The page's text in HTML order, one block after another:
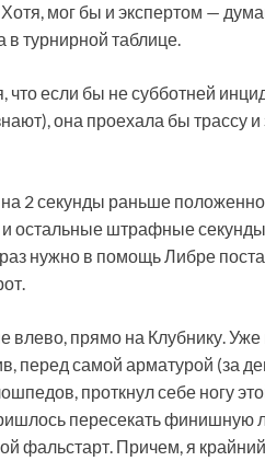
мог бы и экспертом —
турнирной таблице.
что если бы не субботней
она проехала бы трассу
2 секунды раньше
остальные штрафные
нужно в помощь Либре
прямо на Клубнику. Уже
перед самой арматурой (за
проткнул себе ногу
пересекать финишную
фальстарт. Причем, я